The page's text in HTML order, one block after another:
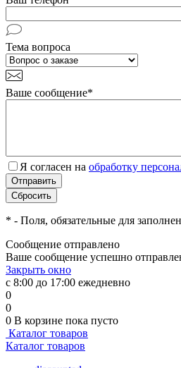
Тема вопроса
Ваше сообщение*
Я согласен на обработку
* - Поля, обязательные для
Сообщение отправлено
Ваше сообщение успешно
Закрыть окно
с 8:00 до 17:00 ежедневно
0
0
0 В корзине пока пусто
Каталог товаров
Каталог товаров